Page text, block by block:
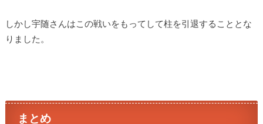
しかし宇随さんはこの戦いをもってして柱を引退することとな
りました。
まとめ